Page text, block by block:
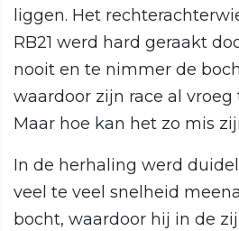
liggen. Het
RB21 werd hard geraakt
nooit en te nimmer de
waardoor zijn race al vroeg
Maar hoe kan het zo mis
In de herhaling werd
veel te veel snelheid
bocht, waardoor hij in de